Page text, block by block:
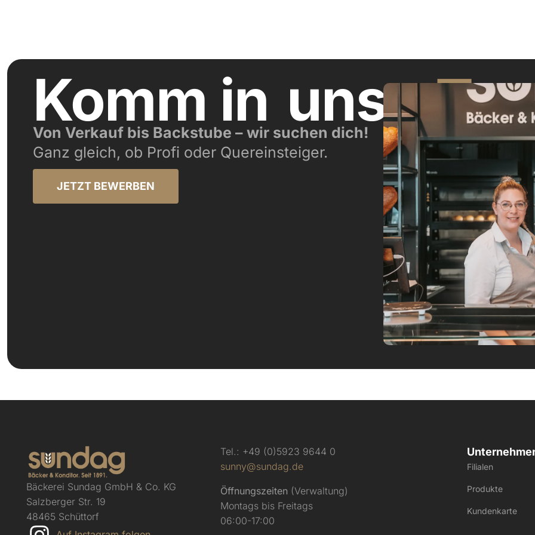
Von Verkauf bis Backstube – wir suchen dich!
Ganz gleich, ob Profi oder Quereinsteiger.
JETZT BEWERBEN
Komm in unser
Bäckerei Sundag GmbH & Co. KG
Salzberger Str. 19
48465 Schüttorf
Tel.: +49 (0)5923 9644 0
sunny@sundag.de
Öffnungszeiten (Verwaltung)
Montags bis Freitags
06:00-17:00
Filialen
Produkte
Kundenkarte